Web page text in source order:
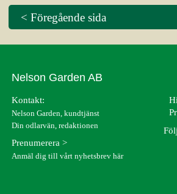
< Föregående sida
Nelson Garden AB
Kontakt:
Nelson Garden, kundtjänst
Din odlarvän, redaktionen
Prenumerera >
Anmäl dig till vårt nyhetsbrev här